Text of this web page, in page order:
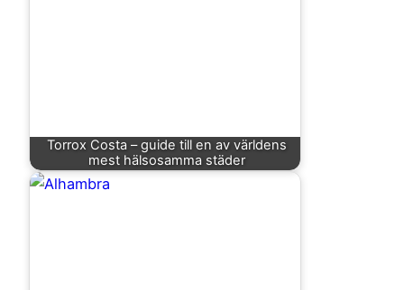
Torrox Costa – guide till en av världens
mest hälsosamma städer